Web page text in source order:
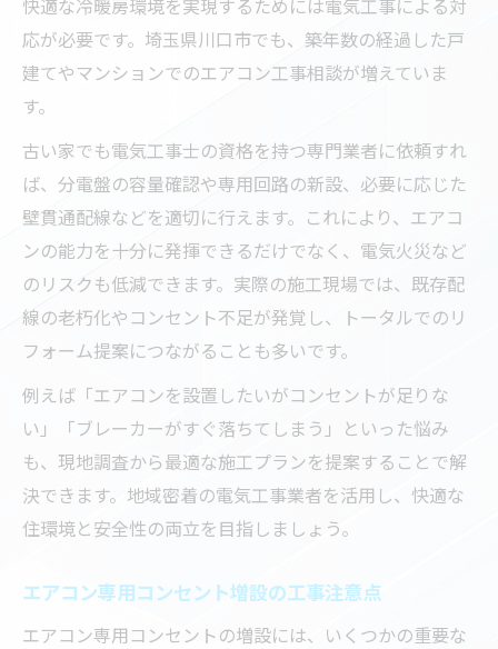
応が必要です。埼玉県川口市でも、築年数の経過した戸
建てやマンションでのエアコン工事相談が増えていま
す。
古い家でも電気工事士の資格を持つ専門業者に依頼すれ
ば、分電盤の容量確認や専用回路の新設、必要に応じた
壁貫通配線などを適切に行えます。これにより、エアコ
ンの能力を十分に発揮できるだけでなく、電気火災など
のリスクも低減できます。実際の施工現場では、既存配
線の老朽化やコンセント不足が発覚し、トータルでのリ
フォーム提案につながることも多いです。
例えば「エアコンを設置したいがコンセントが足りな
い」「ブレーカーがすぐ落ちてしまう」といった悩み
も、現地調査から最適な施工プランを提案することで解
決できます。地域密着の電気工事業者を活用し、快適な
住環境と安全性の両立を目指しましょう。
エアコン専用コンセント増設の工事注意点
エアコン専用コンセントの増設には、いくつかの重要な